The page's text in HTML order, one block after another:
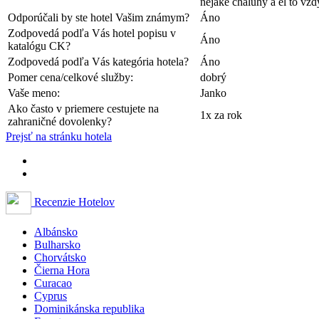
Odporúčali by ste hotel Vašim známym?
Áno
Zodpovedá podľa Vás hotel popisu v
katalógu CK?
Áno
Zodpovedá podľa Vás kategória hotela?
Áno
Pomer cena/celkové služby:
dobrý
Vaše meno:
Janko
Ako často v priemere cestujete na
zahraničné dovolenky?
1x za rok
Prejsť na stránku hotela
Recenzie Hotelov
Albánsko
Bulharsko
Chorvátsko
Čierna Hora
Curacao
Cyprus
Dominikánska republika